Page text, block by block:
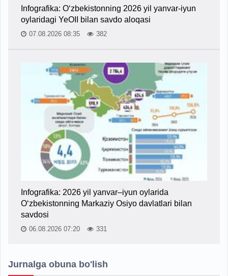
Infografika: O‘zbekistonning 2026 yil yanvar-iyun
oylaridagi YeOII bilan savdo aloqasi
07.08.2026 08:35 382
Infografika: 2026 yil yanvar–iyun oylarida
O‘zbekistonning Markaziy Osiyo davlatlari bilan
savdosi
06.08.2026 07:20 331
Jurnalga obuna bo'lish